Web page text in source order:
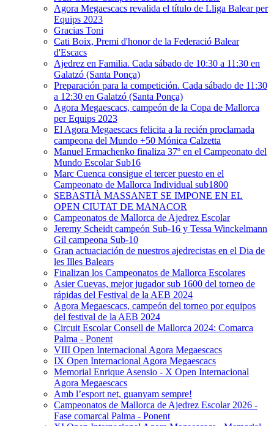
Agora Megaescacs revalida el título de Lliga Balear per
Equips 2023
Gracias Toni
Cati Boix, Premi d'honor de la Federació Balear
d'Escacs
Ajedrez en Familia. Cada sábado de 10:30 a 11:30 en
Galatzó (Santa Ponça)
Preparación para la competición. Cada sábado de 11:30
a 12:30 en Galatzó (Santa Ponça)
Agora Megaescacs, campeón de la Copa de Mallorca
per Equips 2023
El Agora Megaescacs felicita a la recién proclamada
campeona del Mundo +50 Mónica Calzetta
Manuel Ermachenko finaliza 37º en el Campeonato del
Mundo Escolar Sub16
Marc Cuenca consigue el tercer puesto en el
Campeonato de Mallorca Individual sub1800
SEBASTIÀ MASSANET SE IMPONE EN EL
OPEN CIUTAT DE MANACOR
Campeonatos de Mallorca de Ajedrez Escolar
Jeremy Scheidt campeón Sub-16 y Tessa Winckelmann
Gil campeona Sub-10
Gran actuaciación de nuestros ajedrecistas en el Dia de
les Illes Balears
Finalizan los Campeonatos de Mallorca Escolares
Asier Cuevas, mejor jugador sub 1600 del torneo de
rápidas del Festival de la AEB 2024
Agora Megaescacs, campeón del torneo por equipos
del festival de la AEB 2024
Circuit Escolar Consell de Mallorca 2024: Comarca
Palma - Ponent
VIII Open Internacional Agora Megaescacs
IX Open Internacional Agora Megaescacs
Memorial Enrique Asensio - X Open Internacional
Agora Megaescacs
Amb l’esport net, guanyam sempre!
Campeonatos de Mallorca de Ajedrez Escolar 2026 -
Fase comarcal Palma - Ponent